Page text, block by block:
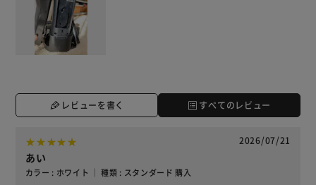
レビューを書く すべてのレビュー
2026/07/21
あい
カラー : ホワイト ｜ 種類 : スタンダード 購入